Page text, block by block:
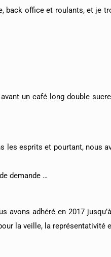
back office et roulants, et je
un café long double
esprits et pourtant, nous
demande …
adhéré en 2017
la veille, la représentativité